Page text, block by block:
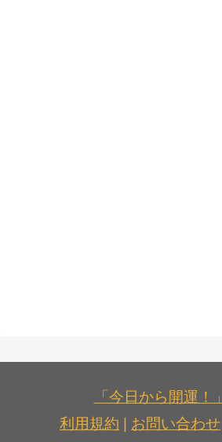
「今日から開運！
利用規約
お問い合わせ